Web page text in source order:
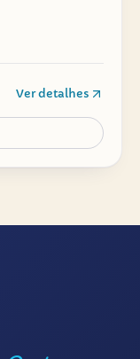
Ver detalhes